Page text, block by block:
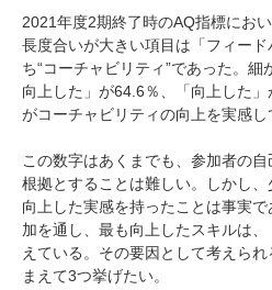
2021年度2期終了時のAQ指標にお
長度合いが大きい項目は「フィー
ち“コーチャビリティ”であった。
向上した」が64.6％、「向上した
がコーチャビリティの向上を実感し
この数字はあくまでも、参加者の
根拠とすることは難しい。しかし、
向上した実感を持ったことは事実
加を通し、最も向上したスキルは
えている。その要因として考えら
まえて3つ挙げたい。